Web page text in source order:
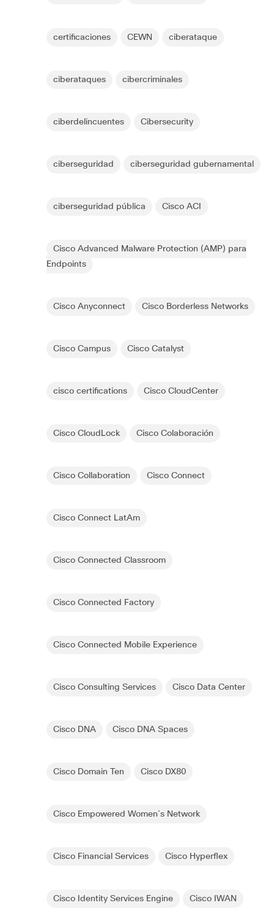
certificaciones CEWN ciberataque
ciberataques cibercriminales
ciberdelincuentes Cibersecurity
ciberseguridad ciberseguridad gubernamental
ciberseguridad pública Cisco ACI
Cisco Advanced Malware Protection (AMP) para
Endpoints
Cisco Anyconnect Cisco Borderless Networks
Cisco Campus Cisco Catalyst
cisco certifications Cisco CloudCenter
Cisco CloudLock Cisco Colaboración
Cisco Collaboration Cisco Connect
Cisco Connect LatAm
Cisco Connected Classroom
Cisco Connected Factory
Cisco Connected Mobile Experience
Cisco Consulting Services Cisco Data Center
Cisco DNA Cisco DNA Spaces
Cisco Domain Ten Cisco DX80
Cisco Empowered Women´s Network
Cisco Financial Services Cisco Hyperflex
Cisco Identity Services Engine Cisco IWAN